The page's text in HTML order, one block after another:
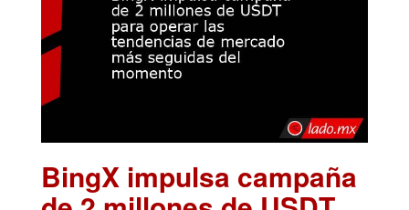
BingX impulsa campaña